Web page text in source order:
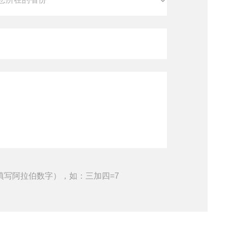
写阿拉伯数字），如：三加四=7